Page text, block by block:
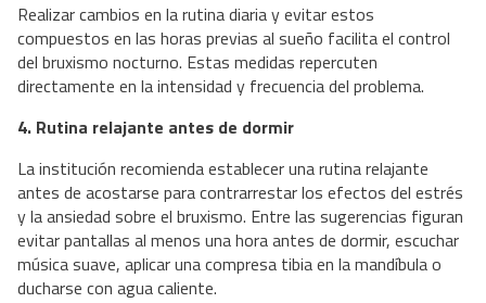
Realizar cambios en la rutina diaria y evitar estos
compuestos en las horas previas al sueño facilita el control
del bruxismo nocturno. Estas medidas repercuten
directamente en la intensidad y frecuencia del problema.
4. Rutina relajante antes de dormir
La institución recomienda establecer una rutina relajante
antes de acostarse para contrarrestar los efectos del estrés
y la ansiedad sobre el bruxismo. Entre las sugerencias figuran
evitar pantallas al menos una hora antes de dormir, escuchar
música suave, aplicar una compresa tibia en la mandíbula o
ducharse con agua caliente.